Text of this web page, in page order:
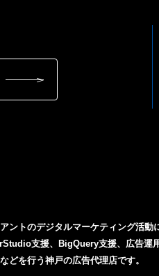
ントのデジタルマーケティング活動
支援、BigQuery支援、広告運
どを行う神戸の広告代理店です。